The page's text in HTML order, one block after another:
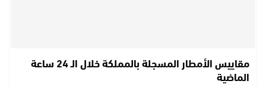
مقاييس الأمطار المسجلة بالمملكة خلال الـ 24 ساعة
الماضية